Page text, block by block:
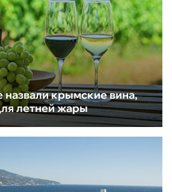
назвали крымские вина,
летней жары